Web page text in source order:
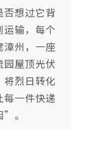
否想过它背
输，每个
漳州，一座
屋顶光伏
将烈日转化
一件快递
。